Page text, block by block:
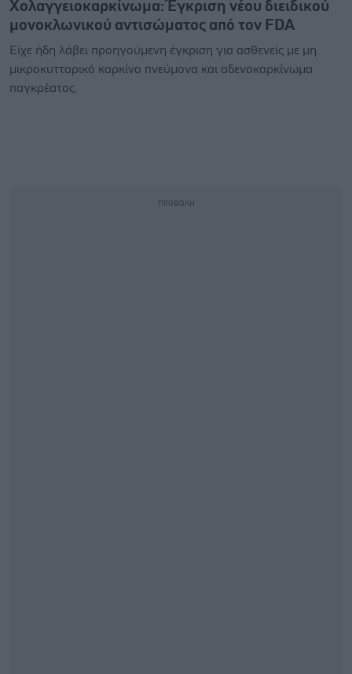
Xολαγγειοκαρκίνωμα: Έγκριση νέου διειδικού
μονοκλωνικού αντισώματος από τον FDA
Είχε ήδη λάβει προηγούμενη έγκριση για ασθενείς με μη
μικροκυτταρικό καρκίνο πνεύμονα και αδενοκαρκίνωμα
παγκρέατος.